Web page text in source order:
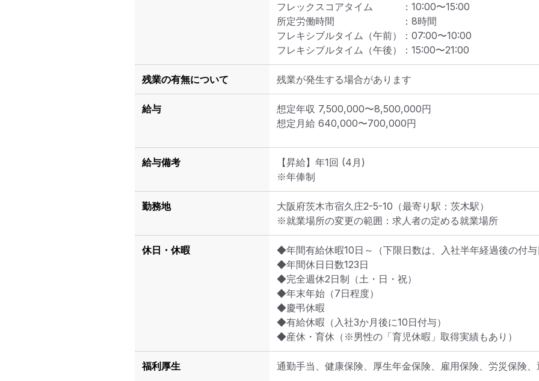
フレックスコアタイム
： 10:00〜15:00
所定労働時間
： 8時間
フレキシブルタイム（午前）
： 07:00〜10:00
フレキシブルタイム（午後）
： 15:00〜21:00
残業の有無について 残業が発生する場合があります
給与 想定年収 7,500,000〜8,500,000円
想定月給 640,000〜700,000円
給与備考
【昇給】年1回 (4月)
※年俸制
勤務地 大阪府茨木市宿久庄2-5-10 （最寄り駅：茨木駅）
※就業場所の変更の範囲：求人者の定める就業場所
休日・休暇
◆年間有給休暇10日～（下限日数は、入社半年経過後の付与
◆年間休日日数123日
◆完全週休2日制（土・日・祝）
◆年末年始（7日程度）
◆慶弔休暇
◆有給休暇（入社3か月後に10日付与）
福利厚生 通勤手当、健康保険、厚生年金保険、雇用保険、労災保険